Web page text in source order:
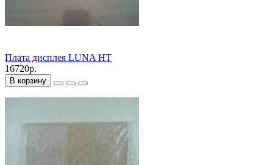
Плата дисплея LUNA HT
16720р.
В корзину